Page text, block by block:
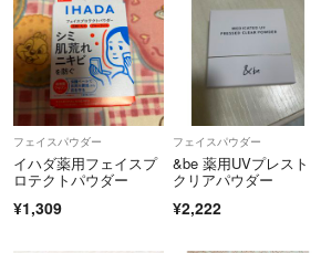
フェイスパウダー
イハダ薬用フェイスプ
ロテクトパウダー
¥1,309
フェイスパウダー
&be 薬用UVプレスト
クリアパウダー
¥2,222